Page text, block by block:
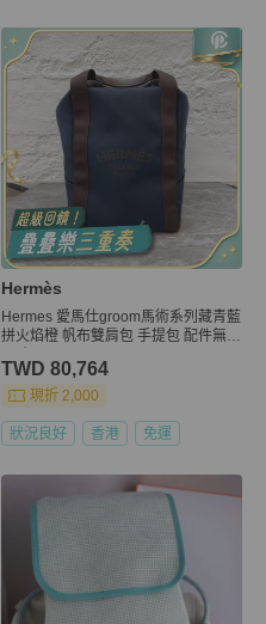
Hermès
Hermes 愛馬仕groom馬術系列藏青藍
拼火焰橙 帆布雙肩包 手提包 配件無
TWD 80,764
現折 2,000
狀況良好 香港 免運